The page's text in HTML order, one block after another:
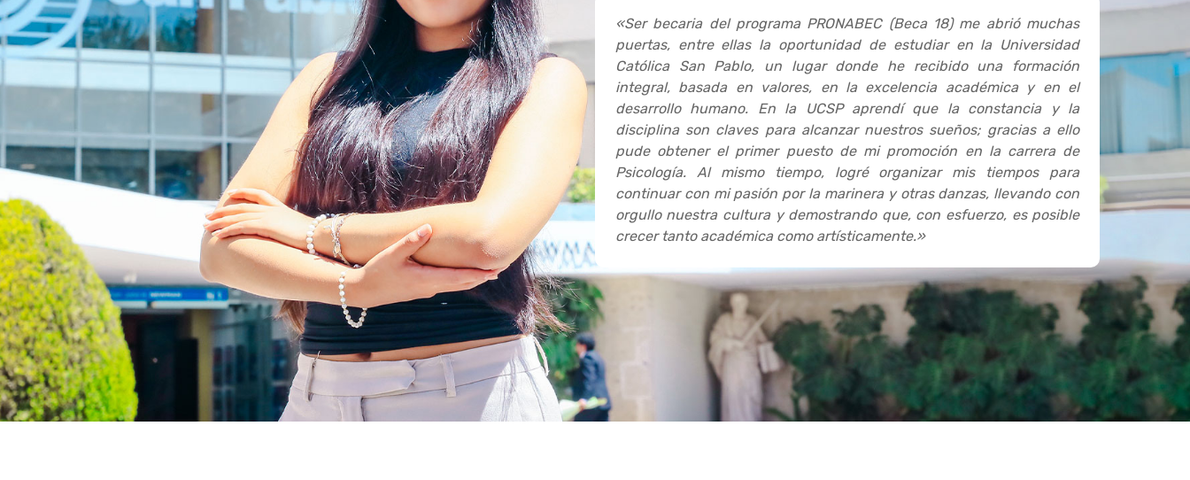
«Ser becaria del programa PRONABEC (Beca 18) me abrió muchas
puertas, entre ellas la oportunidad de estudiar en la Universidad
Católica San Pablo, un lugar donde he recibido una formación
integral, basada en valores, en la excelencia académica y en el
desarrollo humano. En la UCSP aprendí que la constancia y la
disciplina son claves para alcanzar nuestros sueños; gracias a ello
pude obtener el primer puesto de mi promoción en la carrera de
Psicología. Al mismo tiempo, logré organizar mis tiempos para
continuar con mi pasión por la marinera y otras danzas, llevando con
orgullo nuestra cultura y demostrando que, con esfuerzo, es posible
crecer tanto académica como artísticamente.»